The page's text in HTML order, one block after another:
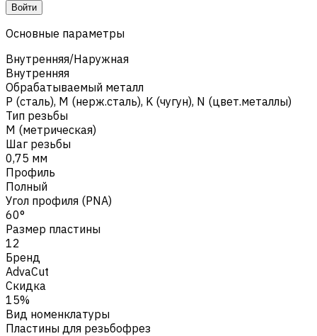
Войти
Основные параметры
Внутренняя/Наружная
Внутренняя
Обрабатываемый металл
Р (сталь), M (нерж.сталь), K (чугун), N (цвет.металлы)
Тип резьбы
M (метрическая)
Шаг резьбы
0,75 мм
Профиль
Полный
Угол профиля (PNA)
60°
Размер пластины
12
Бренд
AdvaCut
Скидка
15%
Вид номенклатуры
Пластины для резьбофрез